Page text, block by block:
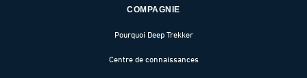
COMPAGNIE
Pourquoi Deep Trekker
Centre de connaissances